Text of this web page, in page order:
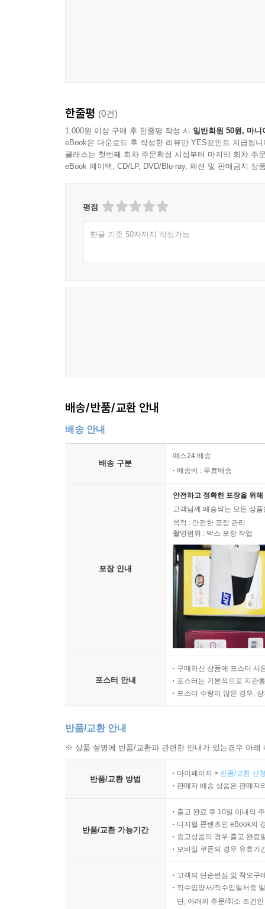
한줄평 (0건)
1,000원 이상 구매 후 한줄평 작성 시 일반회원 50원, 마니
eBook은 다운로드 후 작성한 리뷰만 YES포인트 지급됩니
클래스는 첫번째 회차 주문확정 시점부터 마지막 회차 주
eBook 페이백, CD/LP, DVD/Blu-ray, 패션 및 판매금지 상
평점
한글 기준 50자까지 작성가능
배송/반품/교환 안내
배송 안내
배송 구분
예스24 배송
배송비 : 무료배송
포장 안내
안전하고 정확한 포장을 위
고객님께 배송되는 모든 상
목적 : 안전한 포장 관리
촬영범위 : 박스 포장 작업
포스터 안내
구매하신 상품에 포스터 사
포스터는 기본적으로 지관
포스터 수량이 많은 경우,
반품/교환 안내
※ 상품 설명에 반품/교환과 관련한 안내가 있는경우 아
반품/교환 방법
마이페이지 > 반품/교환 신
판매자 배송 상품은 판매자
반품/교환 가능기간
출고 완료 후 10일 이내의
디지털 콘텐츠인 eBook의
중고상품의 경우 출고 완료
모바일 쿠폰의 경우 유효기
고객의 단순변심 및 착오구
직수입양서/직수입일서중
단, 아래의 주문/취소 조건